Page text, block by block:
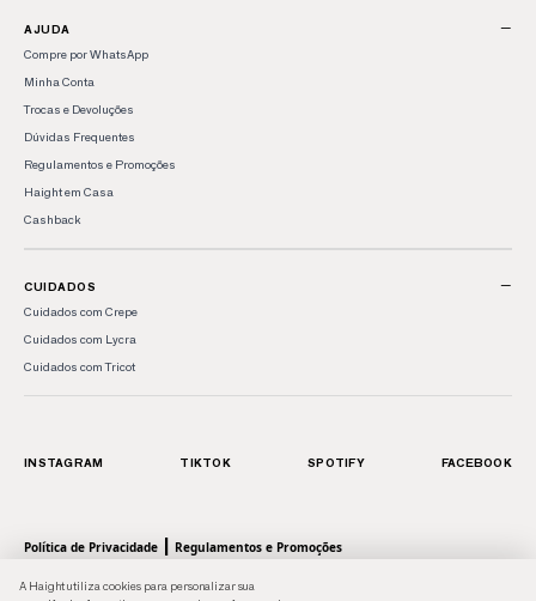
A Haight utiliza cookies para personalizar sua
AJUDA −
Compre por WhatsApp
Minha Conta
Trocas e Devoluções
Dúvidas Frequentes
Regulamentos e Promoções
Haight em Casa
Cashback
CUIDADOS −
Cuidados com Crepe
Cuidados com Lycra
Cuidados com Tricot
INSTAGRAM TIKTOK SPOTIFY FACEBOOK
Política de Privacidade | Regulamentos e Promoções
© 2026 HAIGHT, marca da Shoulder S.A. - Todos os direitos reservados.| Rua Anhaia, 411
- Bom Retiro, SP - 01130-000 | CNPJ: 43.470566/0001-90